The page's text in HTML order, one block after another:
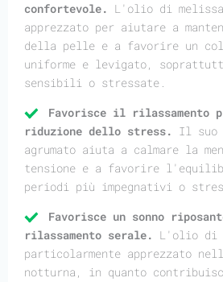
confortevole. L'olio di melissa
apprezzato per aiutare a
della pelle e a favorire un
uniforme e levigato,
sensibili o stressate.
Favorisce il rilassamento
riduzione dello stress. Il suo
agrumato aiuta a calmare la
tensione e a favorire
periodi più impegnativi o
Favorisce un sonno
rilassamento serale. L'olio di
particolarmente apprezzato
notturna, in quanto